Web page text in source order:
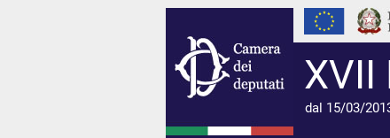
XVII
dal 15/03/